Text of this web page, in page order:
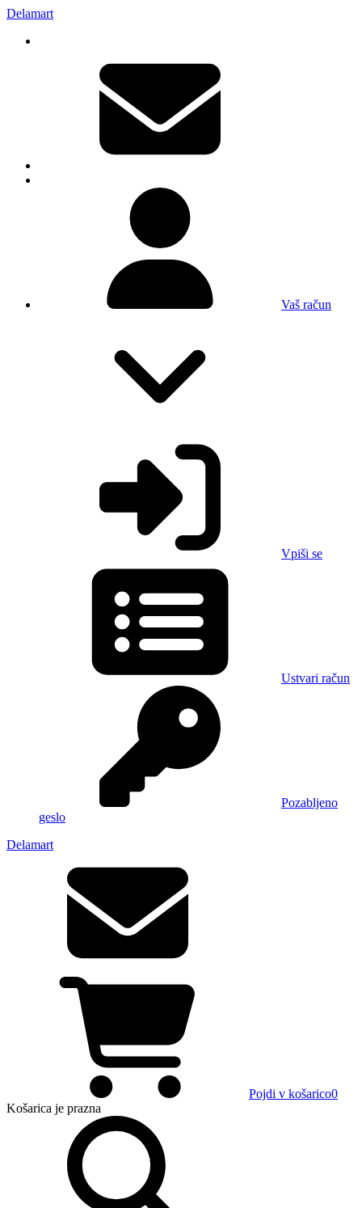
Delamart
Vaš račun
Vpiši se
Ustvari račun
Pozabljeno
geslo
Delamart
Pojdi v košarico0
Košarica je prazna